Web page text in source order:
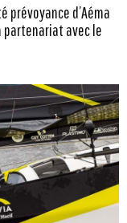
prévoyance d’Aéma
partenariat avec le